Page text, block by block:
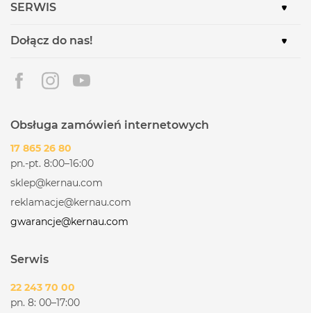
SERWIS
Dołącz do nas!
Obsługa zamówień internetowych
17 865 26 80
pn.-pt. 8:00–16:00
sklep@kernau.com
reklamacje@kernau.com
gwarancje@kernau.com
Serwis
22 243 70 00
pn. 8: 00–17:00